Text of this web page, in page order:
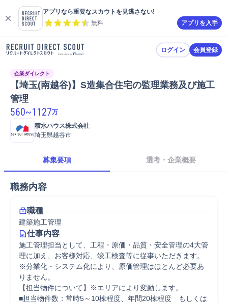
アプリなら重要なスカウトを見逃さない!
無料
アプリを入手
ログイン 会員登録
企業ダイレクト
【埼玉(南越谷)】S造集合住宅の監理業務及び施工
管理
560~1127万
積水ハウス株式会社
埼玉県越谷市
募集要項 選考・企業概要
職務内容
職種
建築施工管理
仕事内容
施工管理担当として、工程・原価・品質・安全管理の4大管
理に加え、お客様対応、竣工検査等に従事いただきます。
※分業化・システム化により、原価管理はほとんど必要あ
りません。
【担当物件について】※エリアにより変動します。
■担当物件数：常時5～10棟程度、年間20棟程度　もしくは